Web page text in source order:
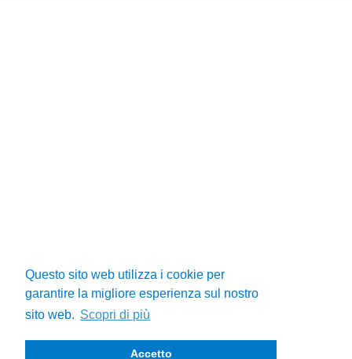
Questo sito web utilizza i cookie per
garantire la migliore esperienza sul nostro
sito web. Scopri di più
Accetto